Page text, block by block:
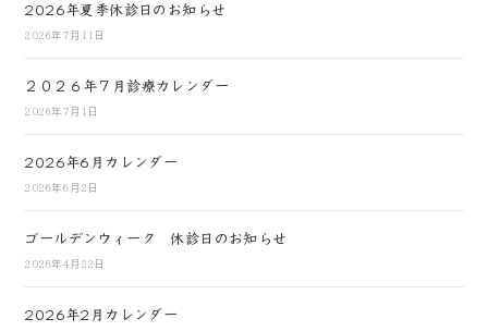
2026年夏季休診日のお知らせ
2026年7月11日
２０２６年７月診療カレンダー
2026年7月1日
2026年6月カレンダー
2026年6月2日
ゴールデンウィーク 休診日のお知らせ
2026年4月22日
2026年2月カレンダー